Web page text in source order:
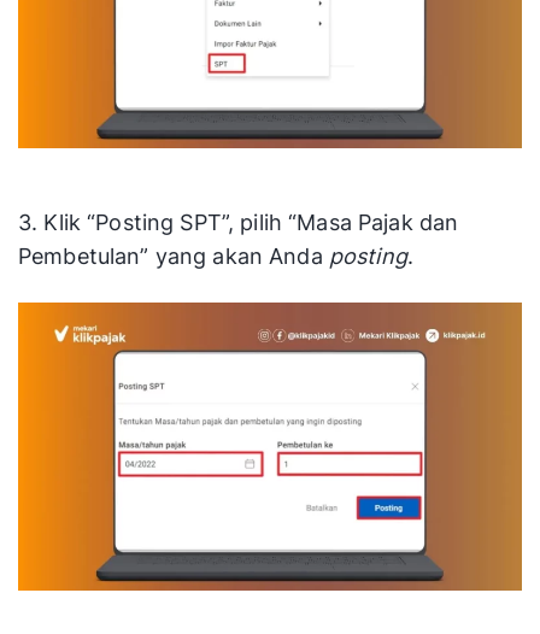
3. Klik “Posting SPT”, pilih “Masa Pajak dan
Pembetulan” yang akan Anda posting.